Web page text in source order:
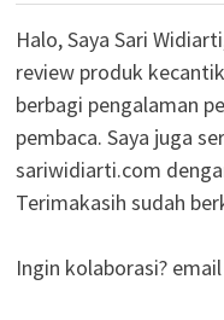
Halo, Saya Sari
review produk
berbagi pengalaman
pembaca. Saya juga
sariwidiarti.com
Terimakasih sudah
Ingin kolaborasi?